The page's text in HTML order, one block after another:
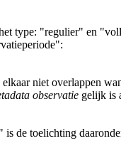
type: "regulier" en
niet overlappen
observatie gelijk is
de toelichting